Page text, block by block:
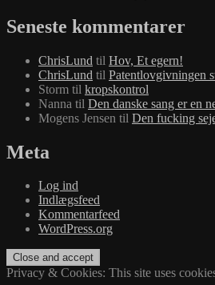
Seneste kommentarer
ChrisLund til Hov, Et egern!
ChrisLund til Patentlovgivningen
Storm til kropskontrol
Nanna til Den danske sang er en
Mogens Jensen til Den fucking
Meta
Log ind
Indlægsfeed
Kommentarfeed
WordPress.org
Privacy & Cookies: This site uses